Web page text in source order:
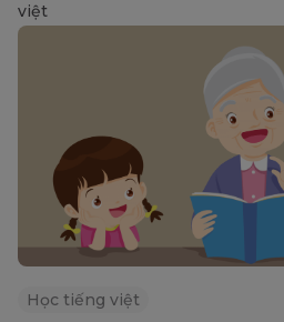
việt
Học tiếng việt